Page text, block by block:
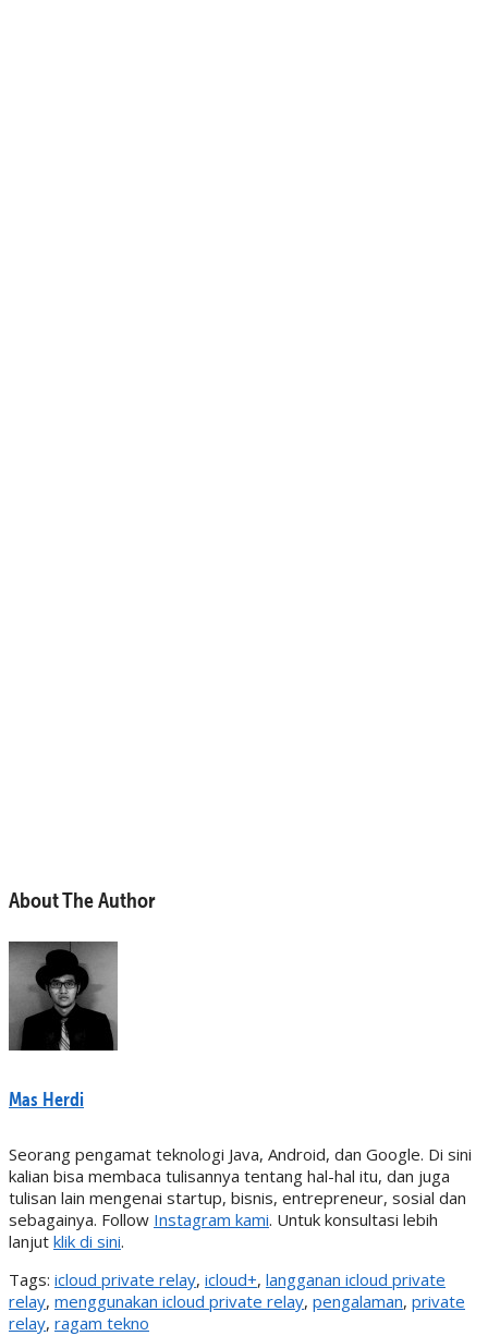
About The Author
Mas Herdi
Seorang pengamat teknologi Java, Android, dan Google. Di sini
kalian bisa membaca tulisannya tentang hal-hal itu, dan juga
tulisan lain mengenai startup, bisnis, entrepreneur, sosial dan
sebagainya. Follow Instagram kami. Untuk konsultasi lebih
lanjut klik di sini.
Tags: icloud private relay, icloud+, langganan icloud private
relay, menggunakan icloud private relay, pengalaman, private
relay, ragam tekno